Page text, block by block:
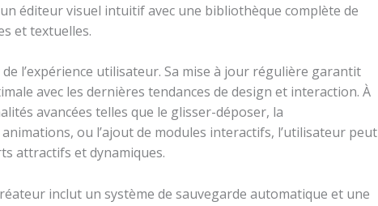
éditeur visuel intuitif avec une bibliothèque complète de
et textuelles.
l’expérience utilisateur. Sa mise à jour régulière garantit
avec les dernières tendances de design et interaction. À
avancées telles que le glisser-déposer, la
ou l’ajout de modules interactifs, l’utilisateur peut
attractifs et dynamiques.
inclut un système de sauvegarde automatique et une